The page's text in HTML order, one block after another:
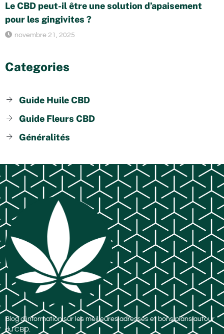
Le CBD peut-il être une solution d’apaisement
pour les gingivites ?
novembre 21, 2025
Categories
Guide Huile CBD
Guide Fleurs CBD
Généralités
Blog d’information sur les meilleures adresses et bons plans autour
du CBD.